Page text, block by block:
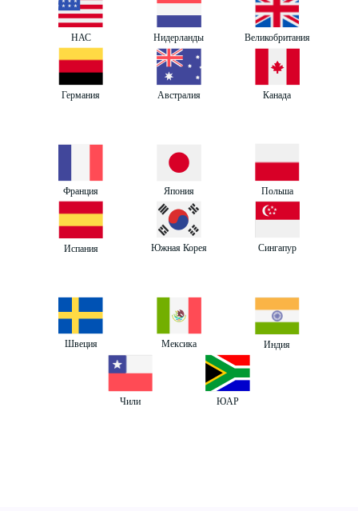
НАС Нидерланды Великобритания
Германия Австралия Канада
Франция Япония Польша
Испания Южная Корея Сингапур
Швеция Мексика Индия
Чили ЮАР